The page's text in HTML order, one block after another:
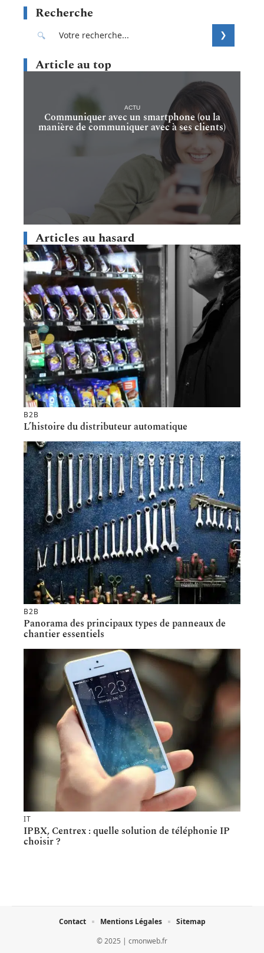
Recherche
Article au top
ACTU
Communiquer avec un smartphone (ou la
manière de communiquer avec à ses clients)
Articles au hasard
B2B
L’histoire du distributeur automatique
B2B
Panorama des principaux types de panneaux de
chantier essentiels
IT
IPBX, Centrex : quelle solution de téléphonie IP
choisir ?
© 2025 | cmonweb.fr
Contact Mentions Légales Sitemap